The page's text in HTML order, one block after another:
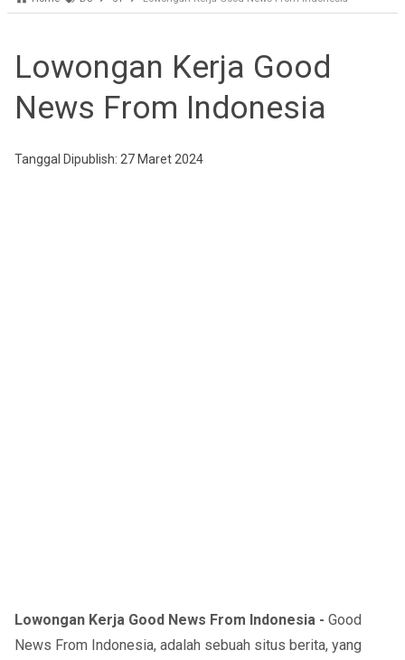
Lowongan Kerja Good
News From Indonesia
Tanggal Dipublish: 27 Maret 2024
Lowongan Kerja Good News From Indonesia - Good
News From Indonesia, adalah sebuah situs berita, yang